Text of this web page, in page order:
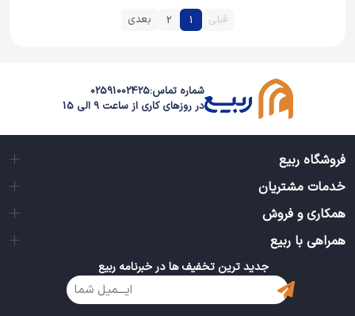
قبلی 1
2 بعدی
شماره تماس:02591002425
در روزهای کاری از ساعت 9 الی 15
فروشگاه ربیع
خدمات مشتریان
همکاری و فروش
همراهی با ربیع
جدید ترین تخفیف ها در خبرنامه ربیع